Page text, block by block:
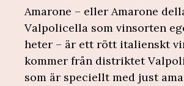
Amarone – eller Amarone
Valpolicella som vinsorten
heter – är ett rött italienskt
kommer från distriktet
som är speciellt med just